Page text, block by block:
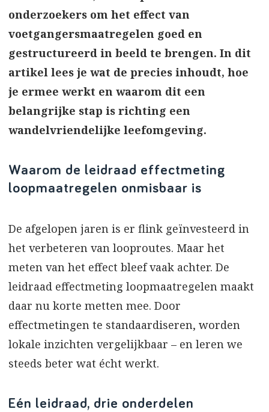
onderzoekers om het effect van
voetgangersmaatregelen goed en
gestructureerd in beeld te brengen. In dit
artikel lees je wat de precies inhoudt, hoe
je ermee werkt en waarom dit een
belangrijke stap is richting een
wandelvriendelijke leefomgeving.
Waarom de leidraad effectmeting
loopmaatregelen onmisbaar is
De afgelopen jaren is er flink geïnvesteerd in
het verbeteren van looproutes. Maar het
meten van het effect bleef vaak achter. De
leidraad effectmeting loopmaatregelen maakt
daar nu korte metten mee. Door
effectmetingen te standaardiseren, worden
lokale inzichten vergelijkbaar – en leren we
steeds beter wat écht werkt.
Eén leidraad, drie onderdelen